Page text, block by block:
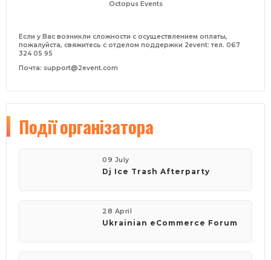
Octopus Events
Если у Вас возникли сложности с осуществлением оплаты,
пожалуйста, свяжитесь с отделом поддержки 2event: тел. 067
324 05 95
Почта: support@2event.com
Подіїорганізатора
09 July
Dj Ice Trash Afterparty
28 April
Ukrainian eCommerce Forum